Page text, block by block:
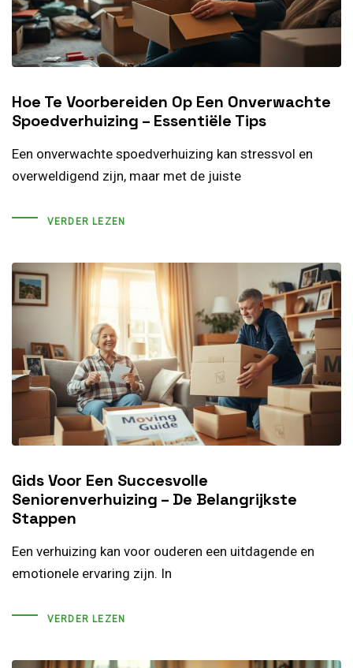
Hoe Te Voorbereiden Op Een Onverwachte
Spoedverhuizing – Essentiële Tips
Een onverwachte spoedverhuizing kan stressvol en
overweldigend zijn, maar met de juiste
VERDER LEZEN
Gids Voor Een Succesvolle
Seniorenverhuizing – De Belangrijkste
Stappen
Een verhuizing kan voor ouderen een uitdagende en
emotionele ervaring zijn. In
VERDER LEZEN